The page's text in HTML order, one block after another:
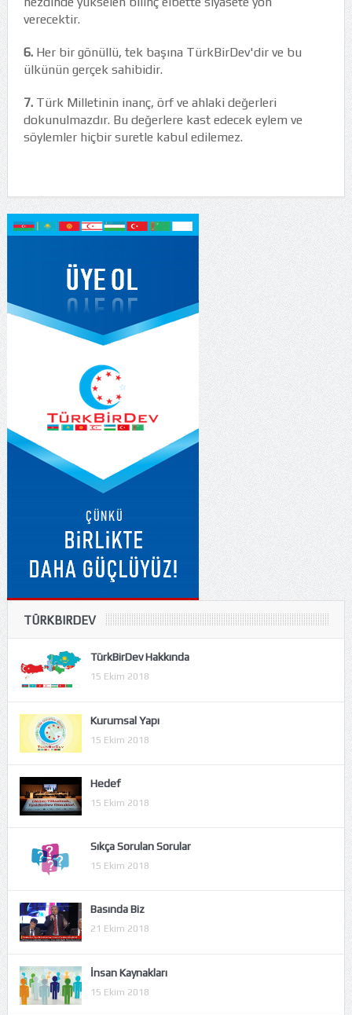
verecektir.
6.Her bir gönüllü, tek başına TürkBirDev'dir ve bu
ülkünün gerçek sahibidir.
7.Türk Milletinin inanç, örf ve ahlaki değerleri
dokunulmazdır. Bu değerlere kast edecek eylem ve
söylemler hiçbir suretle kabul edilemez.
TÜRKBIRDEV
TürkBirDev Hakkında
15 Ekim 2018
Kurumsal Yapı
15 Ekim 2018
Hedef
15 Ekim 2018
Sıkça Sorulan Sorular
15 Ekim 2018
Basında Biz
21 Ekim 2018
İnsan Kaynakları
15 Ekim 2018